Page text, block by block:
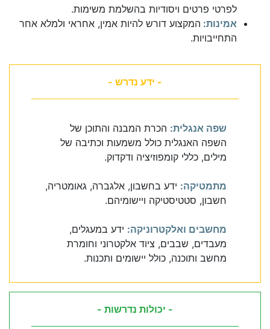
לפרטי פרטים ויסודיות בהשלמת משימות.
אמינות: המקצוע דורש להיות אמין, אחראי ולמלא אחר
התחייבויות.
- ידע נדרש -
שפה אנגלית: הכרת המבנה והתוכן של
השפה האנגלית כולל משמעות וכתיבה של
מילים, כללי קומפוזיציה ודקדוק.
מתמטיקה: ידע בחשבון, אלגברה, גאומטריה,
חשבון, סטטיסטיקה ויישומיהם.
מחשבים ואלקטרוניקה: ידע במעגלים,
מעבדים, שבבים, ציוד אלקטרוני וחומרת
מחשב ותוכנה, כולל יישומים ותכנות.
- יכולות נדרשות -